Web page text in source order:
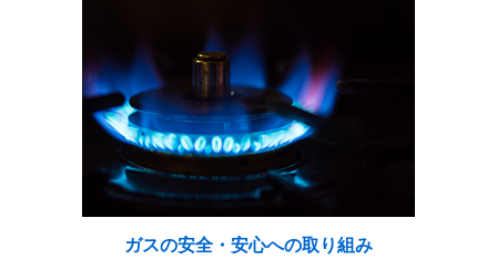
ガスの安全・安心への取り組み